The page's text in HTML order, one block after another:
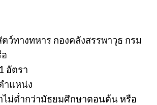
ว์ทางทหาร กองคลังสรรพาวุธ กรม
อัตรา
ำแหน่ง
ไม่ต่ำกว่ามัธยมศึกษาตอนต้น หรือ